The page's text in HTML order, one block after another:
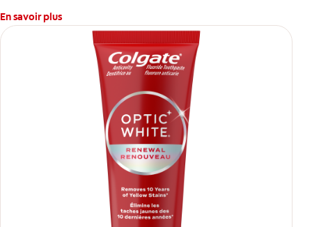
En savoir plus